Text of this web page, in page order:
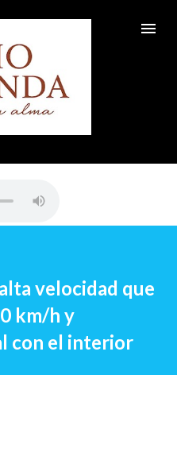
principal
velocidad que
km/h y
con el interior